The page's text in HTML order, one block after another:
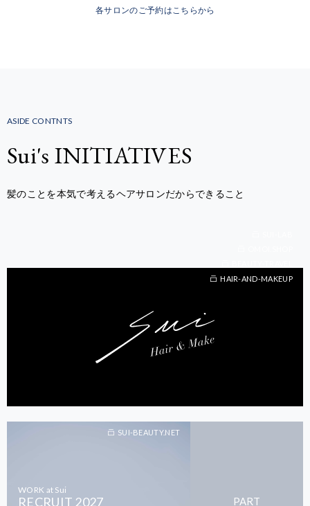
各サロンのご予約はこちらから
ASIDE CONTNTS
Sui's INITIATIVES
髪のことを本気で考えるヘアサロンだからできること
HAIR-AND-MAKEUP
WORK at Sui
RECRUIT 2027
SUI-BEAUTY.NET
PART